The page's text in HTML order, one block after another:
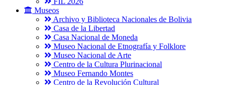
Museos
Archivo y Biblioteca Nacionales de Bolivia
Casa de la Libertad
Casa Nacional de Moneda
Museo Nacional de Etnografía y Folklore
Museo Nacional de Arte
Centro de la Cultura Plurinacional
Museo Fernando Montes
Centro de la Revolución Cultural